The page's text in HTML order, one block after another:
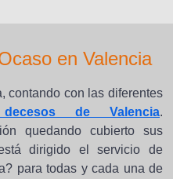
en Valencia
contando con las diferentes
de Valencia.
quedando cubierto sus
dirigido el servicio de
para todas y cada una de